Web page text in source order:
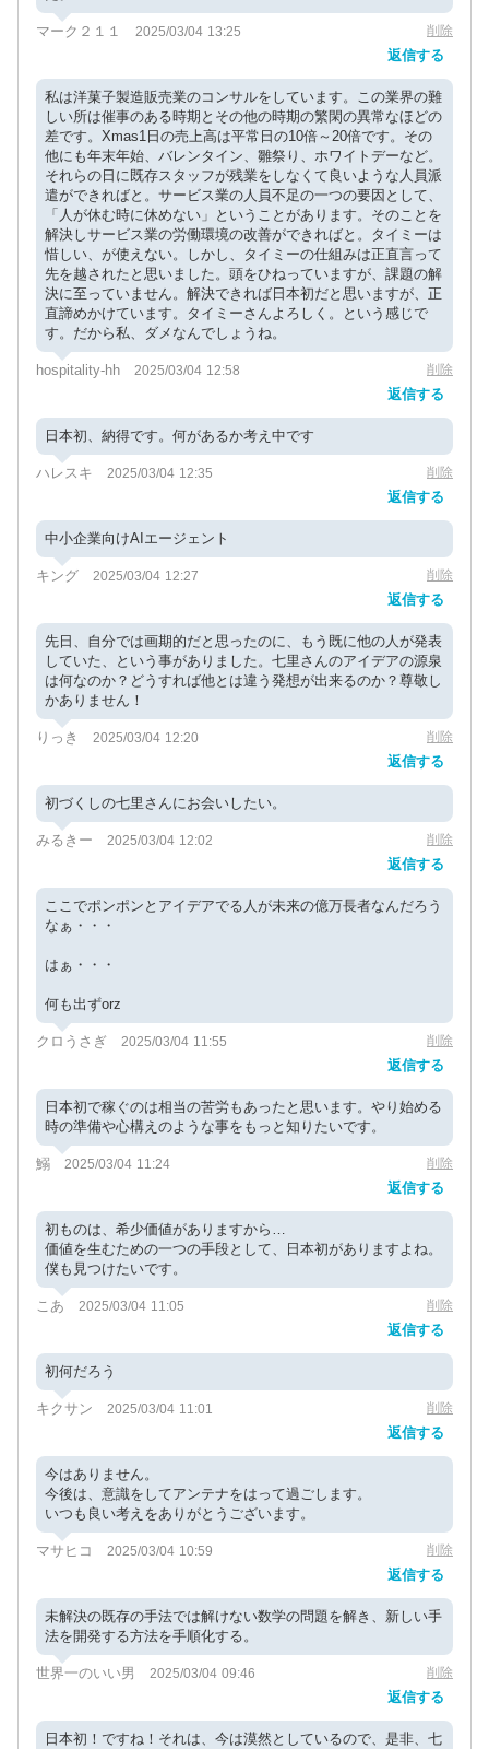
マーク２１１ 2025/03/04 13:25 削除
返信する
私は洋菓子製造販売業のコンサルをしています。この業界の難
しい所は催事のある時期とその他の時期の繁閑の異常なほどの
差です。Xmas1日の売上高は平常日の10倍～20倍です。その
他にも年末年始、バレンタイン、雛祭り、ホワイトデーなど。
それらの日に既存スタッフが残業をしなくて良いような人員派
遣ができればと。サービス業の人員不足の一つの要因として、
「人が休む時に休めない」ということがあります。そのことを
解決しサービス業の労働環境の改善ができればと。タイミーは
惜しい、が使えない。しかし、タイミーの仕組みは正直言って
先を越されたと思いました。頭をひねっていますが、課題の解
決に至っていません。解決できれば日本初だと思いますが、正
直諦めかけています。タイミーさんよろしく。という感じで
す。だから私、ダメなんでしょうね。
hospitality-hh 2025/03/04 12:58 削除
返信する
日本初、納得です。何があるか考え中です
ハレスキ 2025/03/04 12:35 削除
返信する
中小企業向けAIエージェント
キング 2025/03/04 12:27 削除
返信する
先日、自分では画期的だと思ったのに、もう既に他の人が発表
していた、という事がありました。七里さんのアイデアの源泉
は何なのか？どうすれば他とは違う発想が出来るのか？尊敬し
かありません！
りっき 2025/03/04 12:20 削除
返信する
初づくしの七里さんにお会いしたい。
みるきー 2025/03/04 12:02 削除
返信する
ここでポンポンとアイデアでる人が未来の億万長者なんだろう
なぁ・・・
はぁ・・・
何も出ずorz
クロうさぎ 2025/03/04 11:55 削除
返信する
日本初で稼ぐのは相当の苦労もあったと思います。やり始める
時の準備や心構えのような事をもっと知りたいです。
鰯 2025/03/04 11:24 削除
返信する
初ものは、希少価値がありますから…
価値を生むための一つの手段として、日本初がありますよね。
僕も見つけたいです。
こあ 2025/03/04 11:05 削除
返信する
初何だろう
キクサン 2025/03/04 11:01 削除
返信する
今はありません。
今後は、意識をしてアンテナをはって過ごします。
いつも良い考えをありがとうございます。
マサヒコ 2025/03/04 10:59 削除
返信する
未解決の既存の手法では解けない数学の問題を解き、新しい手
法を開発する方法を手順化する。
世界一のいい男 2025/03/04 09:46 削除
返信する
日本初！ですね！それは、今は漠然としているので、是非、七